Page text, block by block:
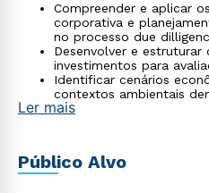
Compreender e aplicar
corporativa e
no processo due
Desenvolver e
investimentos para
Identificar cenários
contextos ambientais
desenvolvimento de
investimento empresarial.
Ler mais
Público Alvo